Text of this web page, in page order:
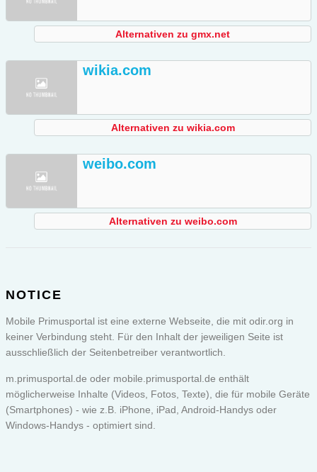
Alternativen zu gmx.net
wikia.com
Alternativen zu wikia.com
weibo.com
Alternativen zu weibo.com
NOTICE
Mobile Primusportal ist eine externe Webseite, die mit odir.org in
keiner Verbindung steht. Für den Inhalt der jeweiligen Seite ist
ausschließlich der Seitenbetreiber verantwortlich.
m.primusportal.de oder mobile.primusportal.de enthält
möglicherweise Inhalte (Videos, Fotos, Texte), die für mobile Geräte
(Smartphones) - wie z.B. iPhone, iPad, Android-Handys oder
Windows-Handys - optimiert sind.